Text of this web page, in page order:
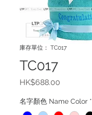
庫存單位： TC017
TC017
HK$688.00
名字顏色 Name Color *